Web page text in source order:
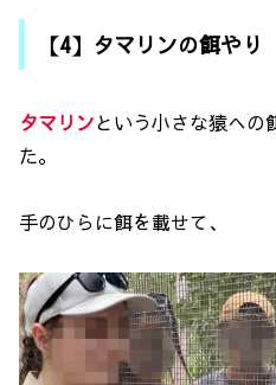
【4】タマリンの餌やり
タマリンという小さな猿への
た。
手のひらに餌を載せて、